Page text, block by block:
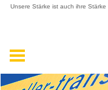
Unsere Stärke ist auch ihre Stärke